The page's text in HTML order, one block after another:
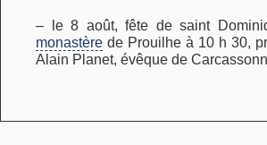
– le 8 août, fête de saint
monastère de Prouilhe à 10 h 30,
Alain Planet, évêque de